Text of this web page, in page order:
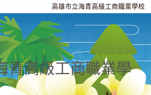
高雄市立海青高級工商職業學校
青高級工商職業學